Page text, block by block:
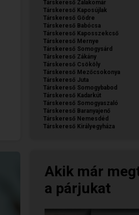
Társkereső Zalakomár
Társkereső Kaposújlak
Társkereső Gödre
Társkereső Babócsa
Társkereső Kaposszekcső
Társkereső Mernye
Társkereső Somogysárd
Társkereső Zákány
Társkereső Csököly
Társkereső Mezőcsokonya
Társkereső Juta
Társkereső Somogybabod
Társkereső Kadarkút
Társkereső Somogyaszaló
Társkereső Baranyajenő
Társkereső Nemesdéd
Társkereső Királyegyháza
Akik már
a párjukat